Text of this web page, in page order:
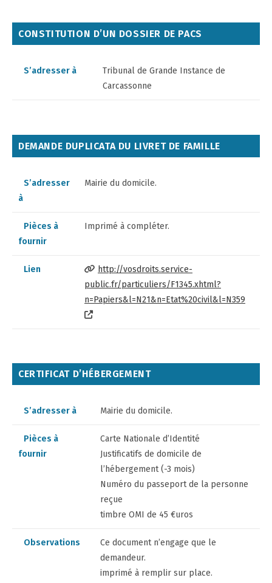
CONSTITUTION D’UN DOSSIER DE PACS
S’adresser à
Tribunal de Grande Instance de
Carcassonne
DEMANDE DUPLICATA DU LIVRET DE FAMILLE
S’adresser
à
Mairie du domicile.
Pièces à
fournir
Imprimé à compléter.
Lien
http://vosdroits.service-
public.fr/particuliers/F1345.xhtml?
n=Papiers&l=N21&n=Etat%20civil&l=N359
CERTIFICAT D’HÉBERGEMENT
S’adresser à Mairie du domicile.
Pièces à
fournir
Carte Nationale d’Identité
Justificatifs de domicile de
l’hébergement (-3 mois)
Numéro du passeport de la personne
reçue
timbre OMI de 45 €uros
Observations
Ce document n’engage que le
demandeur.
imprimé à remplir sur place.